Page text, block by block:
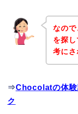
なの
を探
考にさ
⇒Chocolatの体験
ク